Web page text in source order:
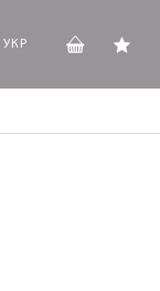
УКР